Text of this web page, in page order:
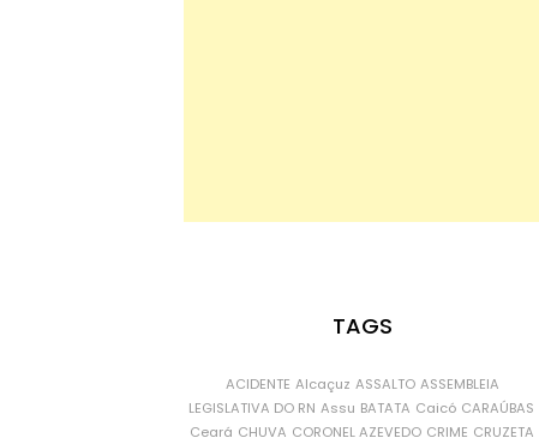
TAGS
ACIDENTE Alcaçuz ASSALTO ASSEMBLEIA
LEGISLATIVA DO RN Assu BATATA Caicó CARAÚBAS
Ceará CHUVA CORONEL AZEVEDO CRIME CRUZETA